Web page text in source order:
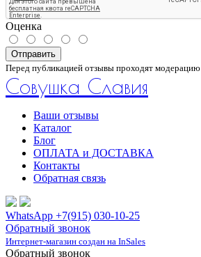
Оценка
Отправить
Перед публикацией отзывы проходят модерацию
Совушка Славия
Ваши отзывы
Каталог
Блог
ОПЛАТА и ДОСТАВКА
Контакты
Обратная связь
WhatsApp +7(915) 030-10-25
Обратный звонок
Интернет-магазин создан на InSales
Обратный звонок